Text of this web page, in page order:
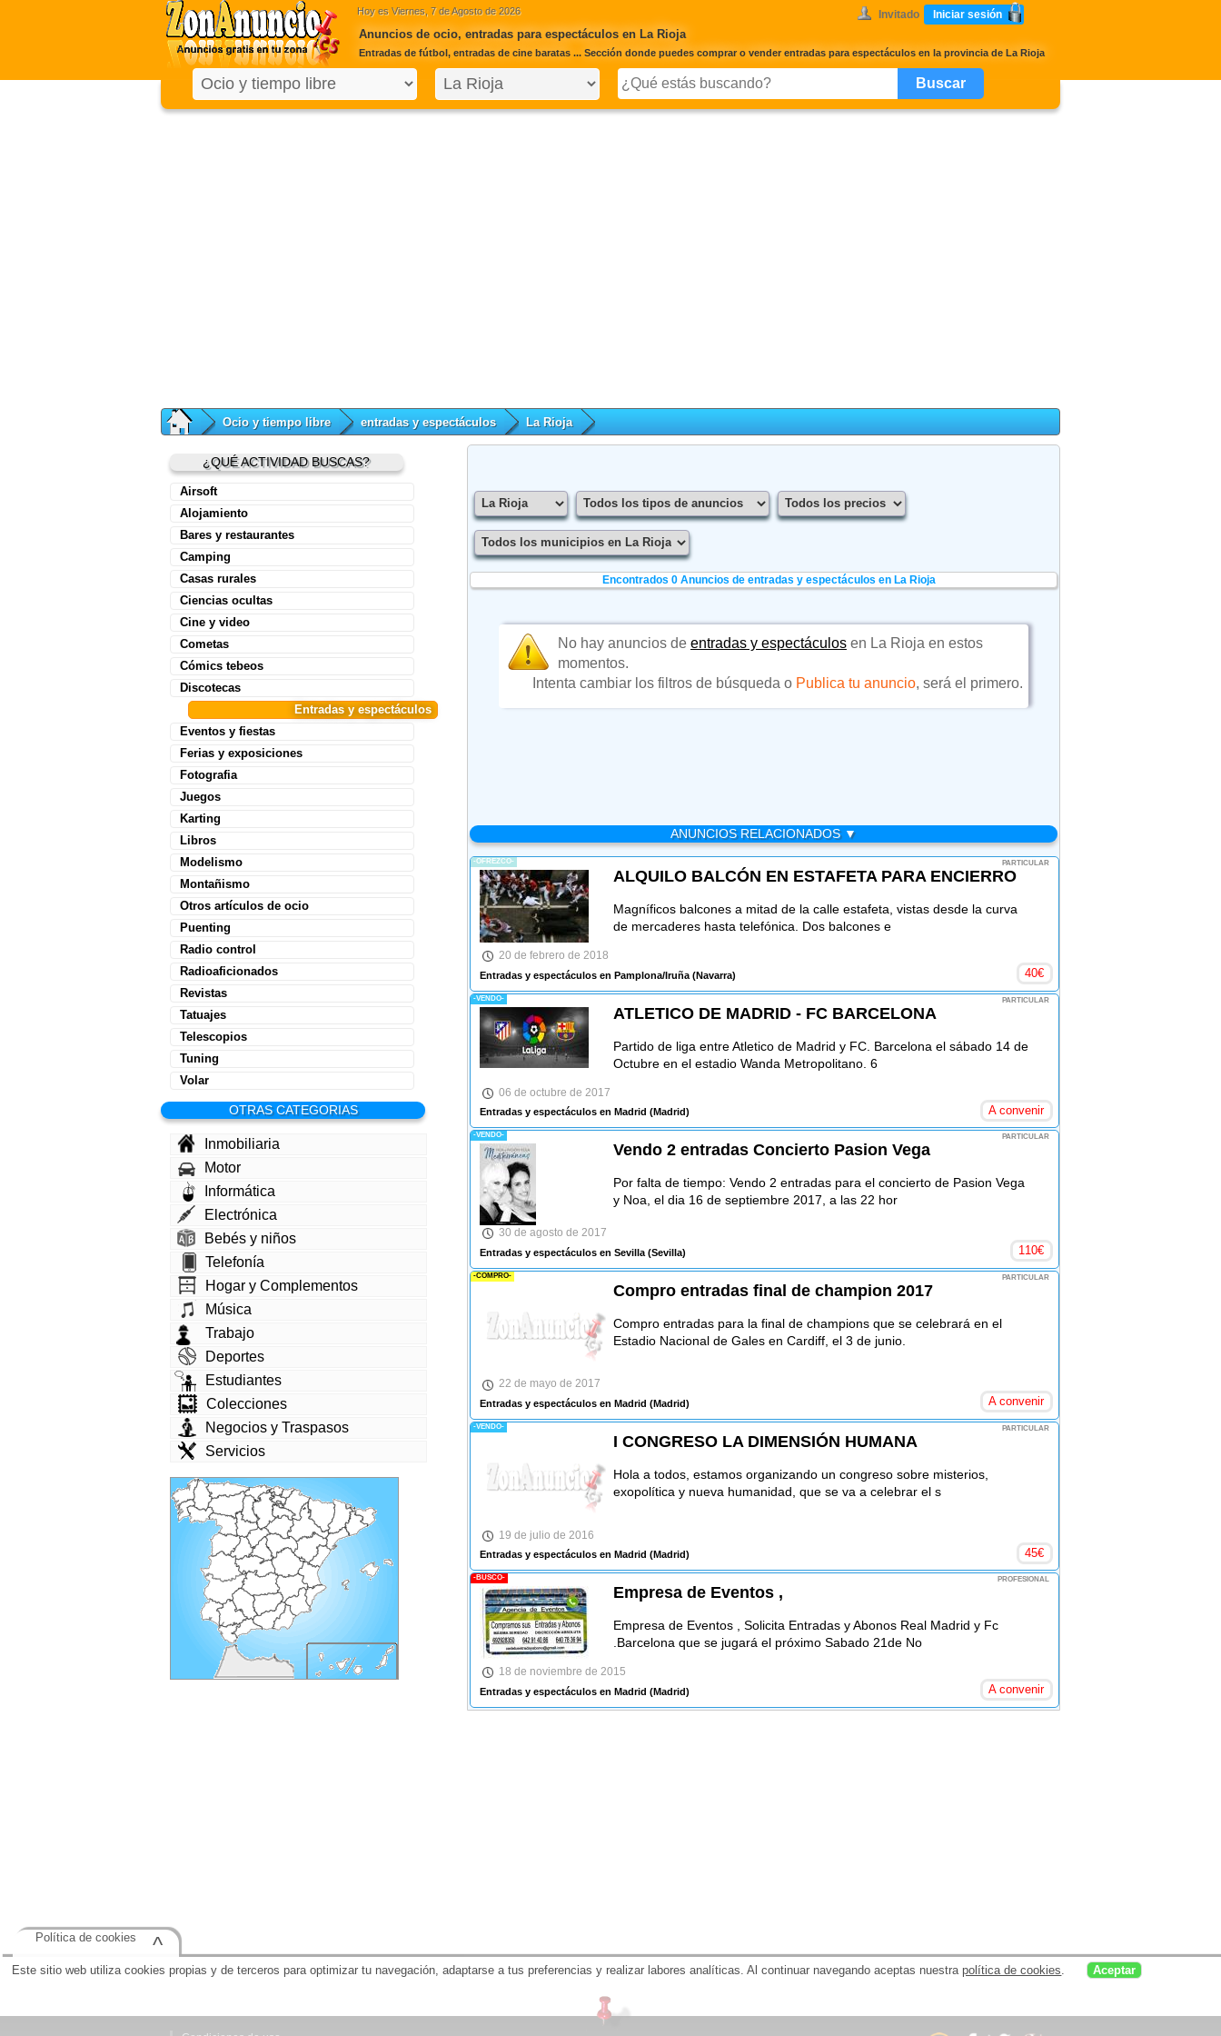
Hoy es Viernes, 7 de Agosto de 2026 Invitado Iniciar sesión
Anuncios de ocio, entradas para espectáculos en La Rioja
Entradas de fútbol, entradas de cine baratas ... Sección donde puedes comprar o vender entradas para espectáculos en la provincia de La Rioja
Ocio y tiempo libre entradas y espectáculos La Rioja
¿QUÉ ACTIVIDAD BUSCAS?
Airsoft
Alojamiento
Bares y restaurantes
Camping
Casas rurales
Ciencias ocultas
Cine y video
Cometas
Cómics tebeos
Discotecas
Entradas y espectáculos
Eventos y fiestas
Ferias y exposiciones
Fotografia
Juegos
Karting
Libros
Modelismo
Montañismo
Otros artículos de ocio
Puenting
Radio control
Radioaficionados
Revistas
Tatuajes
Telescopios
Tuning
Volar
OTRAS CATEGORIAS
Inmobiliaria
Motor
Informática
Electrónica
Bebés y niños
Telefonía
Hogar y Complementos
Música
Trabajo
Deportes
Estudiantes
Colecciones
Negocios y Traspasos
Servicios
Encontrados 0Anuncios de entradas y espectáculos en La Rioja
No hay anuncios de entradas y espectáculosen La Rioja en estos
momentos.
Intenta cambiar los filtros de búsqueda o Publica tu anuncio, será el primero.
ANUNCIOS RELACIONADOS ▼
-OFREZCO- PARTICULAR
ALQUILO BALCÓN EN ESTAFETA PARA ENCIERRO
Magníficos balcones a mitad de la calle estafeta, vistas desde la curva
de mercaderes hasta telefónica. Dos balcones e
20 de febrero de 2018
Entradas y espectáculos en Pamplona/Iruña(Navarra) 40€
-VENDO- PARTICULAR
ATLETICO DE MADRID - FC BARCELONA
Partido de liga entre Atletico de Madrid y FC. Barcelona el sábado 14 de
Octubre en el estadio Wanda Metropolitano. 6
06 de octubre de 2017
Entradas y espectáculos en Madrid (Madrid) A convenir
-VENDO- PARTICULAR
Vendo 2 entradas Concierto Pasion Vega
Por falta de tiempo: Vendo 2 entradas para el concierto de Pasion Vega
y Noa, el dia 16 de septiembre 2017, a las 22 hor
30 de agosto de 2017
Entradas y espectáculos en Sevilla(Sevilla) 110€
-COMPRO- PARTICULAR
Compro entradas final de champion 2017
Compro entradas para la final de champions que se celebrará en el
Estadio Nacional de Gales en Cardiff, el 3 de junio.
22 de mayo de 2017
Entradas y espectáculos en Madrid (Madrid) A convenir
-VENDO- PARTICULAR
I CONGRESO LA DIMENSIÓN HUMANA
Hola a todos, estamos organizando un congreso sobre misterios,
exopolítica y nueva humanidad, que se va a celebrar el s
19 de julio de 2016
Entradas y espectáculos en Madrid (Madrid) 45€
-BUSCO- PROFESIONAL
Empresa de Eventos ,
Empresa de Eventos , Solicita Entradas y Abonos Real Madrid y Fc
.Barcelona que se jugará el próximo Sabado 21de No
18 de noviembre de 2015
Entradas y espectáculos en Madrid (Madrid) A convenir
Este sitio web utiliza cookies propias y de terceros para optimizar tu navegación, adaptarse a tus preferencias y realizar labores analíticas. Al continuar navegando aceptas nuestrapolítica de cookies Aceptar
Política de cookies ^